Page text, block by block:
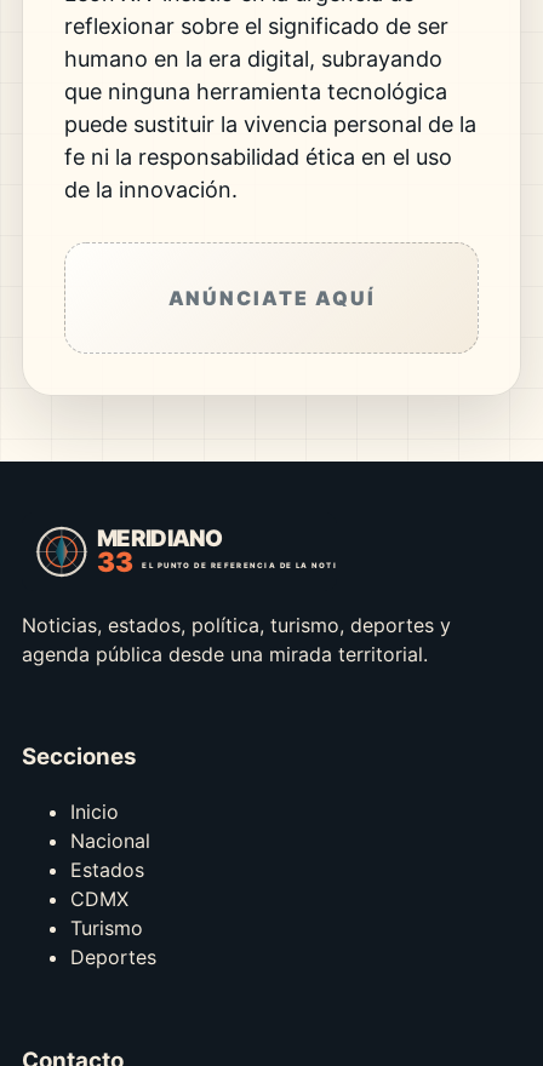
reflexionar sobre el significado de ser
humano en la era digital, subrayando
que ninguna herramienta tecnológica
puede sustituir la vivencia personal de la
fe ni la responsabilidad ética en el uso
de la innovación.
ANÚNCIATE AQUÍ
Noticias, estados, política, turismo, deportes y
agenda pública desde una mirada territorial.
Secciones
Inicio
Nacional
Estados
CDMX
Turismo
Deportes